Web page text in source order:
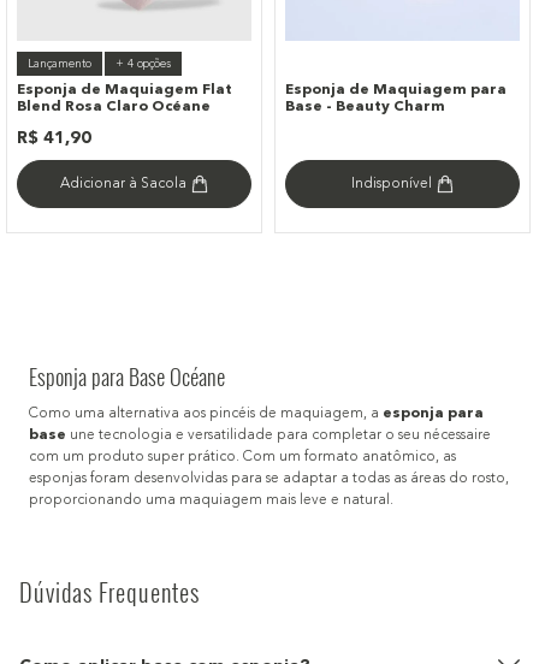
Lançamento + 4opções
Esponja de Maquiagem Flat
Blend Rosa Claro Océane
R$ 41 ,90
Adicionar à Sacola
Esponja de Maquiagem para
Base - Beauty Charm
Indisponível
Esponja para Base Océane
Como uma alternativa aos pincéis de maquiagem, a esponja para
base une tecnologia e versatilidade para completar o seu nécessaire
com um produto super prático. Com um formato anatômico, as
esponjas foram desenvolvidas para se adaptar a todas as áreas do rosto,
proporcionando uma maquiagem mais leve e natural.
Dúvidas Frequentes